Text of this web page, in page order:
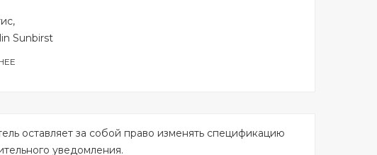
Sunbirst
оставляет за собой право изменять спецификацию
уведомления.